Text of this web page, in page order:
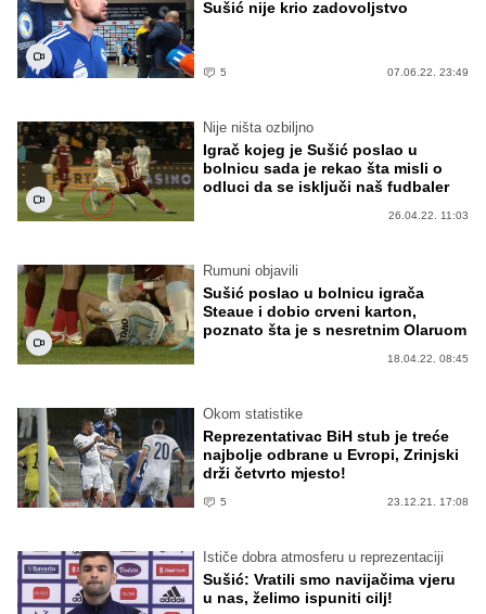
Sušić nije krio zadovoljstvo
5 07.06.22. 23:49
Nije ništa ozbiljno
Igrač kojeg je Sušić poslao u
bolnicu sada je rekao šta misli o
odluci da se isključi naš fudbaler
26.04.22. 11:03
Rumuni objavili
Sušić poslao u bolnicu igrača
Steaue i dobio crveni karton,
poznato šta je s nesretnim Olaruom
18.04.22. 08:45
Okom statistike
Reprezentativac BiH stub je treće
najbolje odbrane u Evropi, Zrinjski
drži četvrto mjesto!
5 23.12.21. 17:08
Ističe dobra atmosferu u reprezentaciji
Sušić: Vratili smo navijačima vjeru
u nas, želimo ispuniti cilj!